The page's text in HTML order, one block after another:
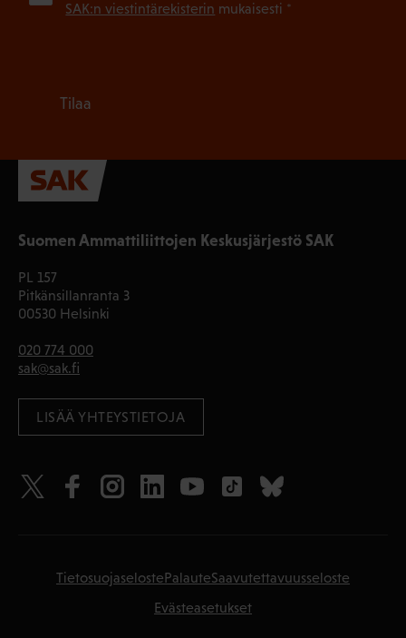
Suomen Ammattiliittojen Keskusjärjestö SAK
PL 157
Pitkänsillanranta 3
00530 Helsinki
020 774 000
sak@sak.fi
LISÄÄ YHTEYSTIETOJA
SAK:n viestintärekisterin mukaisesti *
Tilaa
TietosuojaselostePalauteSaavutettavuusseloste
Evästeasetukset